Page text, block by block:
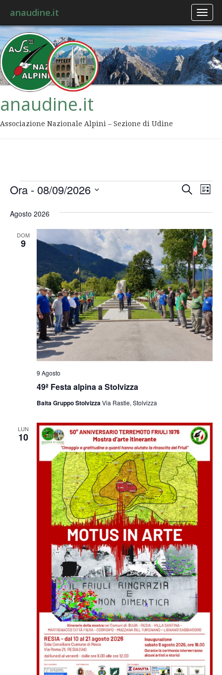
anaudine.it
anaudine.it
Associazione Nazionale Alpini – Sezione di Udine
viste
Cerca
Lista
Ora - 08/09/2026
la
Agosto 2026
DOM
9
49ª Festa alpina a Stolvizza
9 Agosto
Baita Gruppo StolvizzaVia Rastie, Stolvizza
LUN
10